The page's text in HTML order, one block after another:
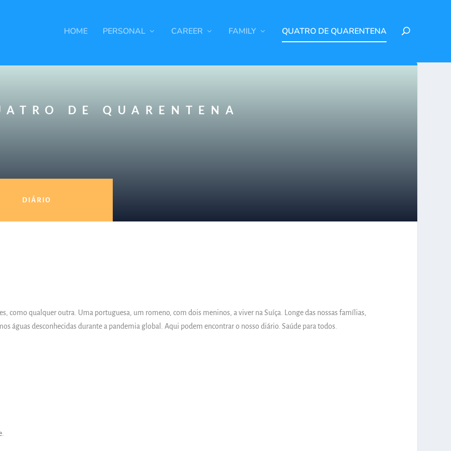
HOME PERSONAL CAREER FAMILY QUATRO DE QUARENTENA
DE QUARENTENA
DIÁRIO
como qualquer outra. Uma portuguesa, um romeno, com dois meninos, a viver na Suíça. Longe das nossas famílias,
águas desconhecidas durante a pandemia global. Aqui podem encontrar o nosso diário. Saúde para todos.